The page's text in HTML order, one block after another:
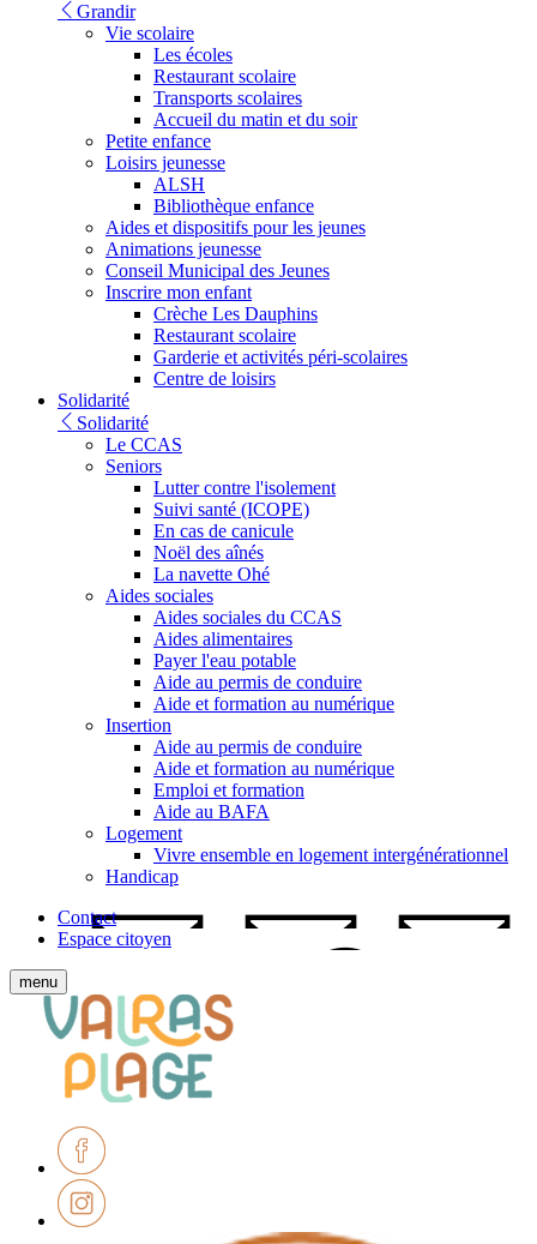
Grandir
Vie scolaire
Les écoles
Restaurant scolaire
Transports scolaires
Accueil du matin et du soir
Petite enfance
Loisirs jeunesse
ALSH
Bibliothèque enfance
Aides et dispositifs pour les jeunes
Animations jeunesse
Conseil Municipal des Jeunes
Inscrire mon enfant
Crèche Les Dauphins
Restaurant scolaire
Garderie et activités péri-scolaires
Centre de loisirs
Solidarité
Solidarité
Le CCAS
Seniors
Lutter contre l'isolement
Suivi santé (ICOPE)
En cas de canicule
Noël des aînés
La navette Ohé
Aides sociales
Aides sociales du CCAS
Aides alimentaires
Payer l'eau potable
Aide au permis de conduire
Aide et formation au numérique
Insertion
Aide au permis de conduire
Aide et formation au numérique
Emploi et formation
Aide au BAFA
Logement
Vivre ensemble en logement intergénérationnel
Handicap
Contact
Espace citoyen
Afficher
le
menu
mobile
menu